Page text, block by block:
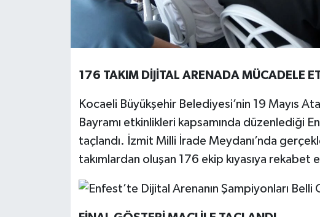
176 TAKIM DİJİTAL ARENADA MÜCADELE
Kocaeli Büyükşehir Belediyesi’nin 19 Mayıs
Bayramı etkinlikleri kapsamında düzenlediği
taçlandı. İzmit Milli İrade Meydanı’nda
takımlardan oluşan 176 ekip kıyasıya rekabet